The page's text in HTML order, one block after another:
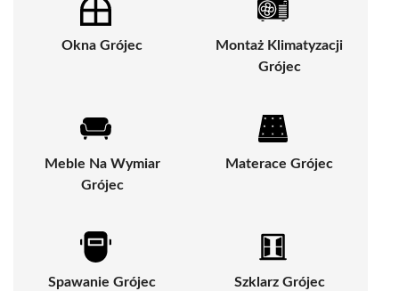
Okna Grójec
Montaż Klimatyzacji
Grójec
Meble Na Wymiar
Grójec
Materace Grójec
Spawanie Grójec Szklarz Grójec